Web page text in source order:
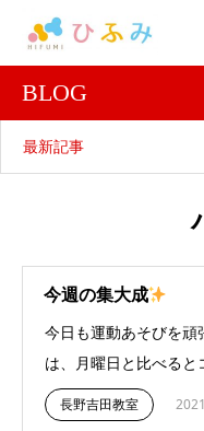
BLOG
最新記事
今週の集大成
今日も運動あそびを頑
は、月曜日と比べる
長野吉田教室